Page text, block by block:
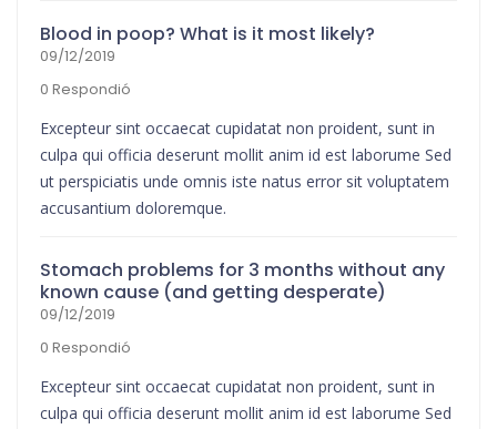
Blood in poop? What is it most likely?
09/12/2019
0 Respondió
Excepteur sint occaecat cupidatat non proident, sunt in
culpa qui officia deserunt mollit anim id est laborume Sed
ut perspiciatis unde omnis iste natus error sit voluptatem
accusantium doloremque.
Stomach problems for 3 months without any
known cause (and getting desperate)
09/12/2019
0 Respondió
Excepteur sint occaecat cupidatat non proident, sunt in
culpa qui officia deserunt mollit anim id est laborume Sed